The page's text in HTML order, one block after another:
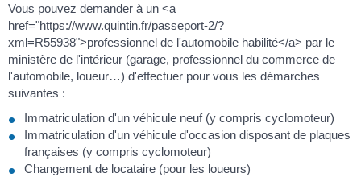
Vous pouvez demander à un <a
href="https://www.quintin.fr/passeport-2/?
xml=R55938">professionnel de l'automobile habilité</a> par le
ministère de l'intérieur (garage, professionnel du commerce de
l'automobile, loueur…) d'effectuer pour vous les démarches
suivantes :
Immatriculation d'un véhicule neuf (y compris cyclomoteur)
Immatriculation d'un véhicule d'occasion disposant de plaques
françaises (y compris cyclomoteur)
Changement de locataire (pour les loueurs)